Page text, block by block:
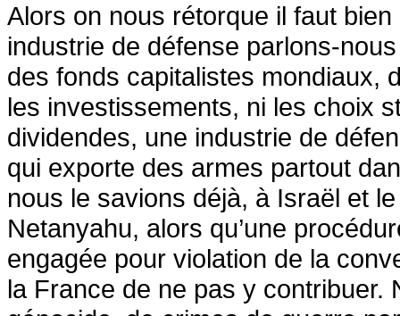
Alors on nous rétorque il faut
industrie de défense parlons-
des fonds capitalistes mondiaux,
les investissements, ni les choix
dividendes, une industrie de
qui exporte des armes partout
nous le savions déjà, à Israël et
Netanyahu, alors qu’une
engagée pour violation de la
la France de ne pas y